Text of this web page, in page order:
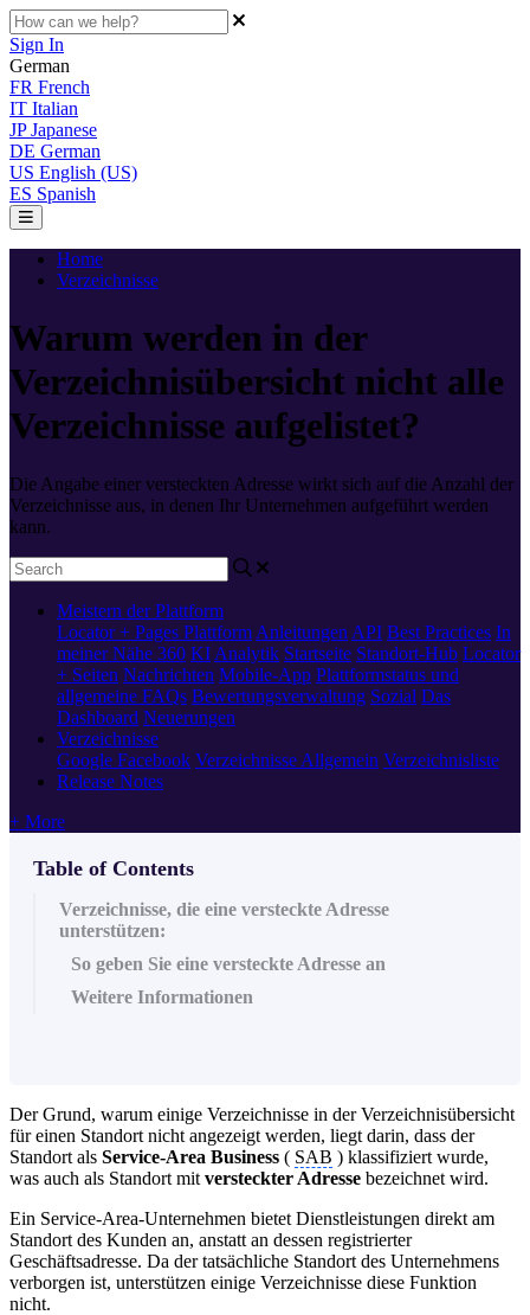
Sign In
German
FR French
IT Italian
JP Japanese
DE German
US English (US)
ES Spanish
Home
Verzeichnisse
Warum werden in der
Verzeichnisübersicht nicht alle
Verzeichnisse aufgelistet?
Die Angabe einer versteckten Adresse wirkt sich auf die Anzahl der
Verzeichnisse aus, in denen Ihr Unternehmen aufgeführt werden
kann.
Meistern der Plattform
Locator + Pages Plattform Anleitungen API Best Practices In
meiner Nähe 360 KI Analytik Startseite Standort-Hub Locator
+ Seiten Nachrichten Mobile-App Plattformstatus und
allgemeine FAQs Bewertungsverwaltung Sozial Das
Dashboard Neuerungen
Verzeichnisse
Google Facebook Verzeichnisse Allgemein Verzeichnisliste
Release Notes
+ More
Table of Contents
Verzeichnisse, die eine versteckte Adresse
unterstützen:
So geben Sie eine versteckte Adresse an
Weitere Informationen
Der Grund, warum einige Verzeichnisse in der Verzeichnisübersicht
für einen Standort nicht angezeigt werden, liegt darin, dass der
Standort als Service-Area Business ( SAB ) klassifiziert wurde,
was auch als Standort mit versteckter Adresse bezeichnet wird.
Ein Service-Area-Unternehmen bietet Dienstleistungen direkt am
Standort des Kunden an, anstatt an dessen registrierter
Geschäftsadresse. Da der tatsächliche Standort des Unternehmens
verborgen ist, unterstützen einige Verzeichnisse diese Funktion
nicht.